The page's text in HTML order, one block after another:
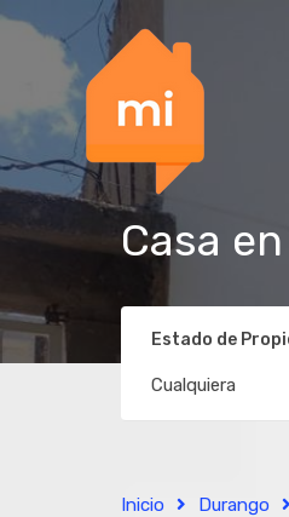
Casa
Estado de
Cualquiera
Inicio Durango